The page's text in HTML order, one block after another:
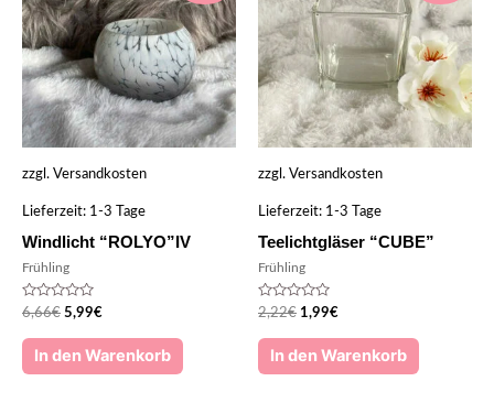
zzgl. Versandkosten
Lieferzeit: 1-3 Tage
Windlicht “ROLYO”IV
Frühling
Bewertet
mit
0
von
6,66€ 5,99€
In den Warenkorb
zzgl. Versandkosten
Lieferzeit: 1-3 Tage
Teelichtgläser “CUBE”
Frühling
Bewertet
mit
0
von
2,22€ 1,99€
In den Warenkorb